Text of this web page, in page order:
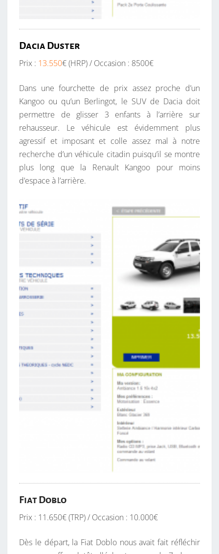
Dacia Duster
Prix : 13.550€ (HRP) / Occasion : 8500€
Dans une fourchette de prix assez proche d’un
Kangoo ou qu’un Berlingot, le SUV de Dacia doit
permettre de glisser 3 enfants à l’arrière sur
rehausseur. Le véhicule est évidemment plus
agressif et imposant et colle assez mal à notre
recherche d’un véhicule citadin puisqu’il se montre
plus long que la Renault Kangoo pour moins
d’espace à l’arrière.
Fiat Doblo
Prix : 11.650€ (TRP) / Occasion : 10.000€
Dès le départ, la Fiat Doblo nous avait fait réfléchir